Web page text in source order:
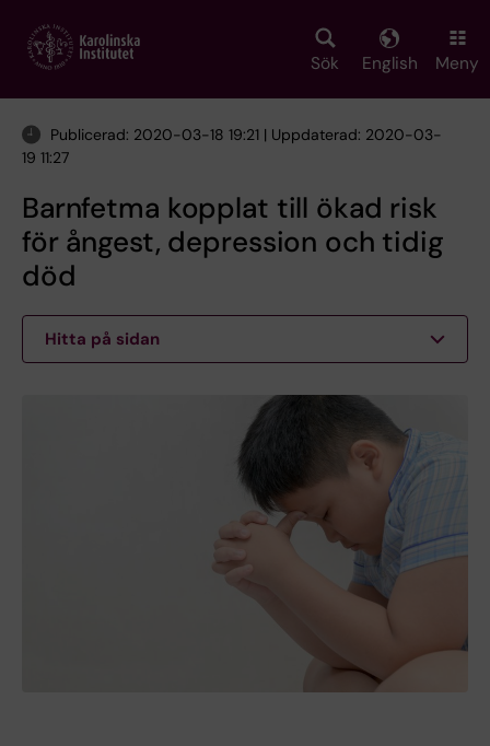
main
Sök English Meny
Publicerad: 2020-03-18 19:21 | Uppdaterad: 2020-03-
19 11:27
Barnfetma kopplat till ökad risk
för ångest, depression och tidig
död
Hitta på sidan